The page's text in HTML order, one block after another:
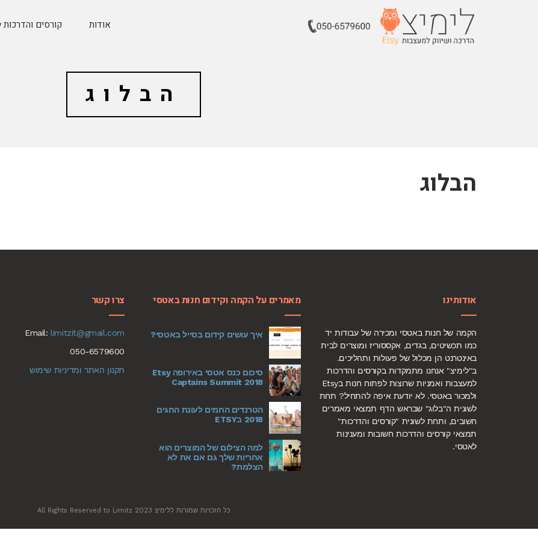
אודות קורסים והדרכות Etsy
הבלוג
הבלוג
אודותינו
הקמה של חנות באטסי ומכירה של עבודות יד
כמו תכשיטים, בגדים, אקססוריז ומוצרים לבית
באינטרנט הן מכלול של פעולות ותהליכים.
ב"לימיצ" אנחנו מתמקדות בקורסים והדרכות
למעצבות ואמניות שרוצות לפתוח חנות בEtsy
ולמכור באטסי. לא יודעת איפה להתחיל? תחת
לשונית ה"בלוג" שבראש הדף תמצאי מאמרים
חשובים, ותחת לשונית "קורסים והדרכות"
תמצאי קורסים והדרכות חשובות ומענינות
לאטסי.
מאמרים על הקמה וקידום חנות באטסי
איך עושים קידום בסייל באטסי?
סיכום כנס אטסי באירופה Etsy
Captains Summit 2018
הטרנדים החמים לעונת החגים
2018 בETSY
למה הצילום של המוצרים הוא
אחריות שלך גם אם את לא
הצלמת?
צרו קשר
Email: limitzit@gmail.com
050-6579600
תקנון האתר ומדיניות שימוש
כל הזכויות שמורות ללימיצ All Rights Reserved to Limitz 2023